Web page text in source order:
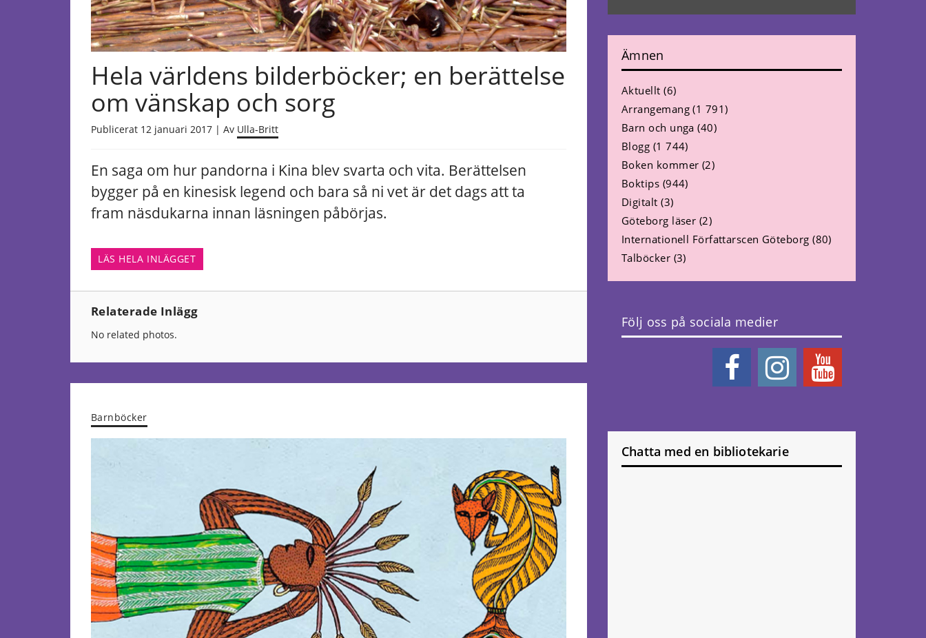
Hela världens bilderböcker; en berättelse
om vänskap och sorg
Publicerat 12 januari 2017 | Av Ulla-Britt
En saga om hur pandorna i Kina blev svarta och vita. Berättelsen
bygger på en kinesisk legend och bara så ni vet är det dags att ta
fram näsdukarna innan läsningen påbörjas.
LÄS HELA INLÄGGET
Relaterade Inlägg
No related photos.
Barnböcker
Ämnen
Aktuellt (6)
Arrangemang(1 791)
Barn och unga (40)
Blogg (1 744)
Boken kommer (2)
Boktips (944)
Digitalt (3)
Göteborg läser (2)
Internationell Författarscen Göteborg (80)
Talböcker (3)
Följ oss på sociala medier
Chatta med en bibliotekarie